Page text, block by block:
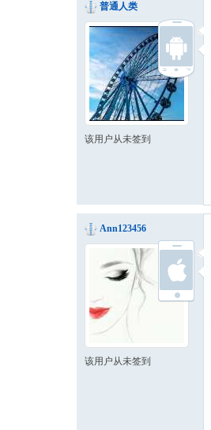
普通人类
该用户从未签到
Ann123456
该用户从未签到